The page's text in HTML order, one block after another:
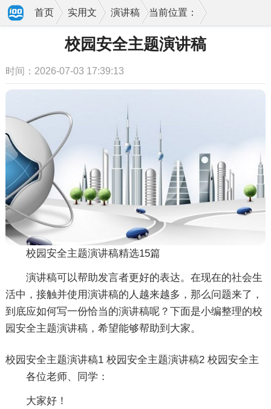
当前位置：
首页 实用文 演讲稿
校园安全主题演讲稿
时间：2026-07-03 17:39:13
校园安全主题演讲稿精选15篇
演讲稿可以帮助发言者更好的表达。在现在的社会生
活中，接触并使用演讲稿的人越来越多，那么问题来了，
到底应如何写一份恰当的演讲稿呢？下面是小编整理的校
园安全主题演讲稿，希望能够帮助到大家。
校园安全主题演讲稿1
各位老师、同学：
大家好！
校园安全主题演讲稿2 校园安全主